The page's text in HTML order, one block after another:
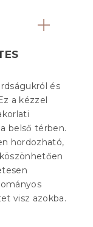
és
a kézzel
belső térben.
hordozható,
visz azokba.